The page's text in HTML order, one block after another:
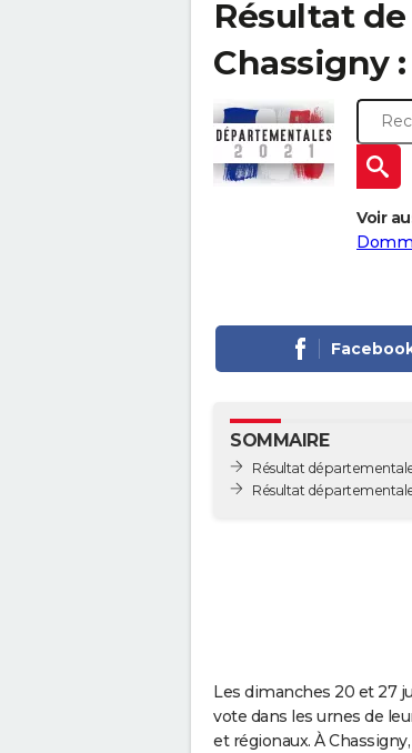
Résultat
Chassigny
Voir
SOMMAIRE
Résultat départementale
Résultat départementale
Les dimanches 20 et 27
vote dans les urnes de
et régionaux. À